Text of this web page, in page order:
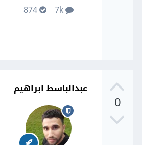
0
عبدالباسط ابراهيم